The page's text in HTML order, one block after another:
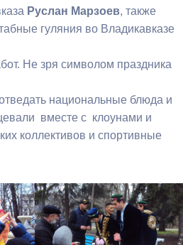
Руслан Марзоев, также
гуляния во Владикавказе
Не зря символом праздника
национальные блюда и
вместе с клоунами и
коллективов и спортивные